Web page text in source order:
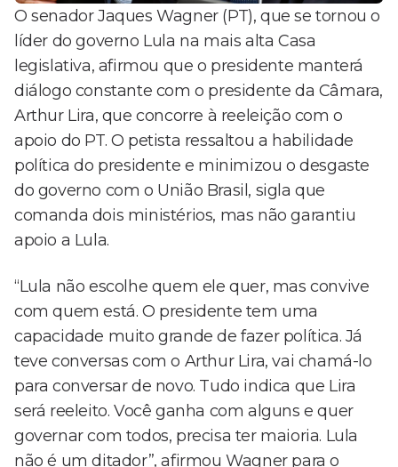
O senador Jaques Wagner (PT), que se tornou o
líder do governo Lula na mais alta Casa
legislativa, afirmou que o presidente manterá
diálogo constante com o presidente da Câmara,
Arthur Lira, que concorre à reeleição com o
apoio do PT. O petista ressaltou a habilidade
política do presidente e minimizou o desgaste
do governo com o União Brasil, sigla que
comanda dois ministérios, mas não garantiu
apoio a Lula.
“Lula não escolhe quem ele quer, mas convive
com quem está. O presidente tem uma
capacidade muito grande de fazer política. Já
teve conversas com o Arthur Lira, vai chamá-lo
para conversar de novo. Tudo indica que Lira
será reeleito. Você ganha com alguns e quer
governar com todos, precisa ter maioria. Lula
não é um ditador”, afirmou Wagner para o